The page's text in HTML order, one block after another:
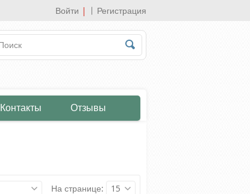
Войти Регистрация
Контакты Отзывы
На странице: 15